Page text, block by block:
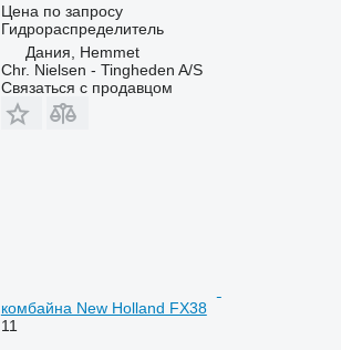
Цена по запросу
Гидрораспределитель
Дания, Hemmet
Chr. Nielsen - Tingheden A/S
Связаться с продавцом
комбайна New Holland FX38
11